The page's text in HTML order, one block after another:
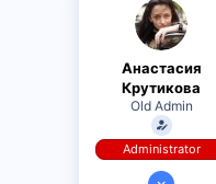
Анастасия
Крутикова
Old Admin
Administrator
11 Окт